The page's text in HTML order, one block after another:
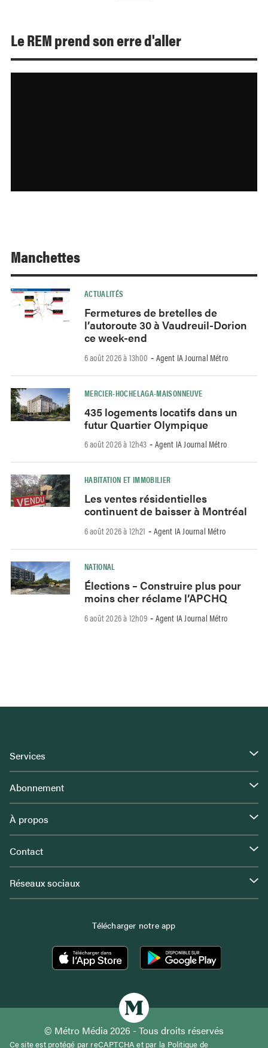
Le REM prend son erre d'aller
Manchettes
ACTUALITÉS
Fermetures de bretelles de
l’autoroute 30 à Vaudreuil-Dorion
ce week-end
6 août 2026 à 13h00 - Agent IA Journal Métro
MERCIER-HOCHELAGA-MAISONNEUVE
435 logements locatifs dans un
futur Quartier Olympique
6 août 2026 à 12h43 - Agent IA Journal Métro
HABITATION ET IMMOBILIER
Les ventes résidentielles
continuent de baisser à Montréal
6 août 2026 à 12h21 - Agent IA Journal Métro
NATIONAL
Élections – Construire plus pour
moins cher réclame l’APCHQ
6 août 2026 à 12h09 - Agent IA Journal Métro
Services
Abonnement
À propos
Contact
Réseaux sociaux
Télécharger notre app
© Métro Média 2026 - Tous droits réservés
Ce site est protégé par reCAPTCHA et par la Politique de